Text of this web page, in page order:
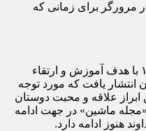
مرورگر برای زمانی که
«مجله ماشین» از مهرماه سال ۱۳۵۸ با هدف آموزش و ارتقاء
یافت که مورد توجه
علاقه و محبت دوستان
ماشین» در جهت ادامه
هنوز ادامه دارد.